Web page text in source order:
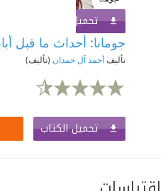
تحميل الكتاب
جومانا: أحداث ما قبل
تأليفأحمد آل حمدان (تأليف)
تحميل الكتاب